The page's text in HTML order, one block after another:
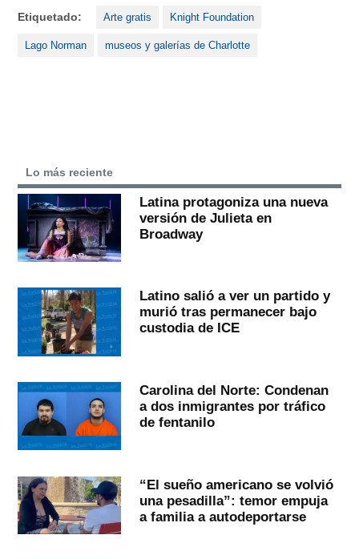
Etiquetado: Arte gratis Knight Foundation
Lago Norman museos y galerías de Charlotte
Lo más reciente
Latina protagoniza una nueva
versión de Julieta en
Broadway
Latino salió a ver un partido y
murió tras permanecer bajo
custodia de ICE
Carolina del Norte: Condenan
a dos inmigrantes por tráfico
de fentanilo
“El sueño americano se volvió
una pesadilla”: temor empuja
a familia a autodeportarse